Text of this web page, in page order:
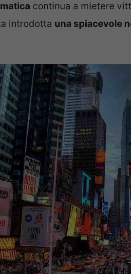
continua a mietere
introdotta una spiacevole